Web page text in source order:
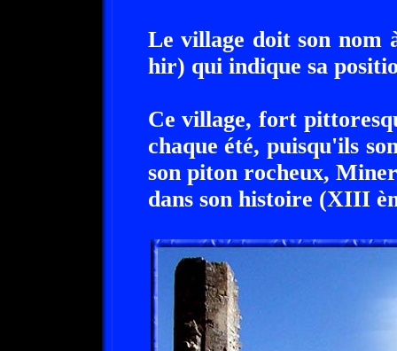
Le village doit son nom
hir) qui indique sa
Ce village, fort
chaque été, puisqu'ils
son piton rocheux,
dans son histoire (XIII